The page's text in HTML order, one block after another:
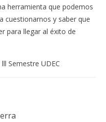
herramienta que podemos
cuestionarnos y saber que
para llegar al éxito de
Semestre UDEC